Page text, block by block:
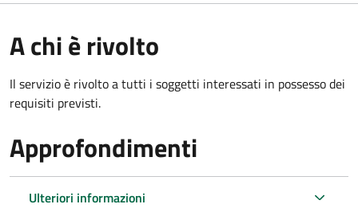
A chi è rivolto
Il servizio è rivolto a tutti i soggetti interessati in possesso dei
requisiti previsti.
Approfondimenti
Ulteriori informazioni